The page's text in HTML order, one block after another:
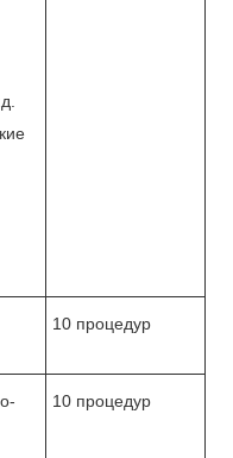
10 процедур
10 процедур